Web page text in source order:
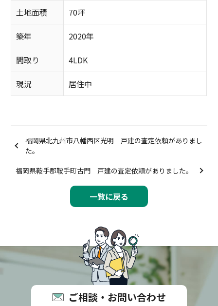
土地面積 70坪
築年 2020年
間取り 4LDK
現況 居住中
福岡県北九州市八幡西区光明 戸建の査定依頼がありまし
た。
一覧に戻る
福岡県鞍手郡鞍手町古門 戸建の査定依頼がありました。
ご相談・お問い合わせ